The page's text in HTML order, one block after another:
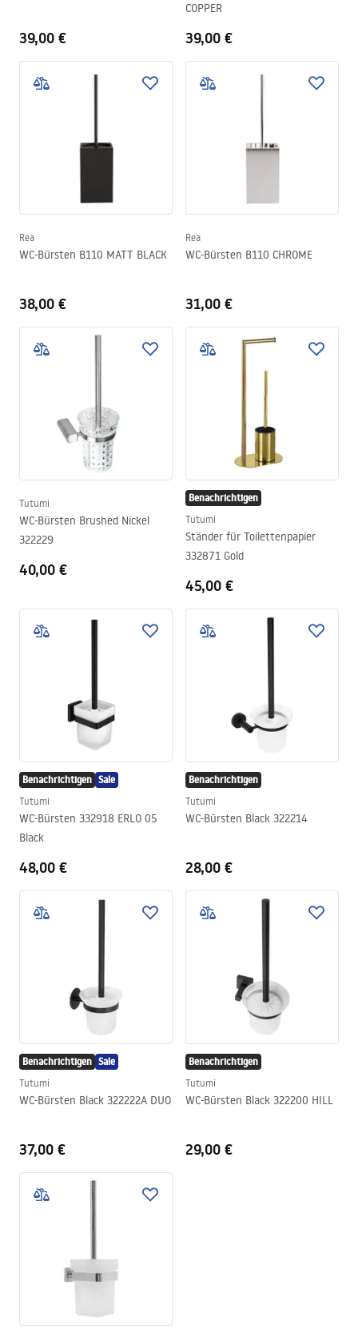
39,00 €
COPPER
39,00 €
Rea
WC-Bürsten B110 MATT BLACK
38,00 €
Rea
WC-Bürsten B110 CHROME
31,00 €
Tutumi
WC-Bürsten Brushed Nickel
322229
40,00 €
Benachrichtigen
Tutumi
Ständer für Toilettenpapier
332871 Gold
45,00 €
Benachrichtigen Sale
Tutumi
WC-Bürsten 332918 ERLO 05
Black
48,00 €
Benachrichtigen
Tutumi
WC-Bürsten Black 322214
28,00 €
Benachrichtigen Sale
Tutumi
WC-Bürsten Black 322222A DUO
37,00 €
Benachrichtigen
Tutumi
WC-Bürsten Black 322200 HILL
29,00 €